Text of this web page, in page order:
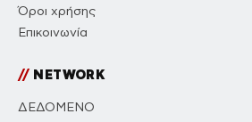
Όροι χρήσης
Επικοινωνία
//NETWORK
ΔΕΔΟΜΕΝΟ